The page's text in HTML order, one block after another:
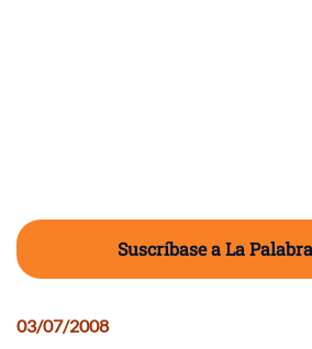
Suscríbase a La
03/07/2008